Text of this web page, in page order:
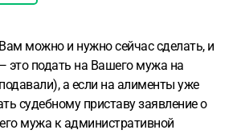
можно и нужно сейчас сделать, и
это подать на Вашего мужа на
а если на алименты уже
судебному приставу заявление о
мужа к административной